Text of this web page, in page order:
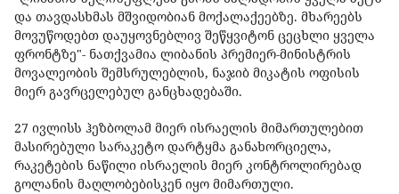
და თავდასხმას მშვიდობიან მოქალაქეებზე. მხარეებს
მოვუწოდებთ დაუყოვნებლივ შეწყვიტონ ცეცხლი ყველა
ფრონტზე"- ნათქვამია ლიბანის პრემიერ-მინისტრის
მოვალეობის შემსრულებლის, ნაჯიბ მიკატის ოფისის
მიერ გავრცელებულ განცხადებაში.
27 ივლისს ჰეზბოლამ მიერ ისრაელის მიმართულებით
მასირებული სარაკეტო დარტყმა განახორციელა,
რაკეტების ნაწილი ისრაელის მიერ კონტროლირებად
გოლანის მაღლობებისკენ იყო მიმართული.